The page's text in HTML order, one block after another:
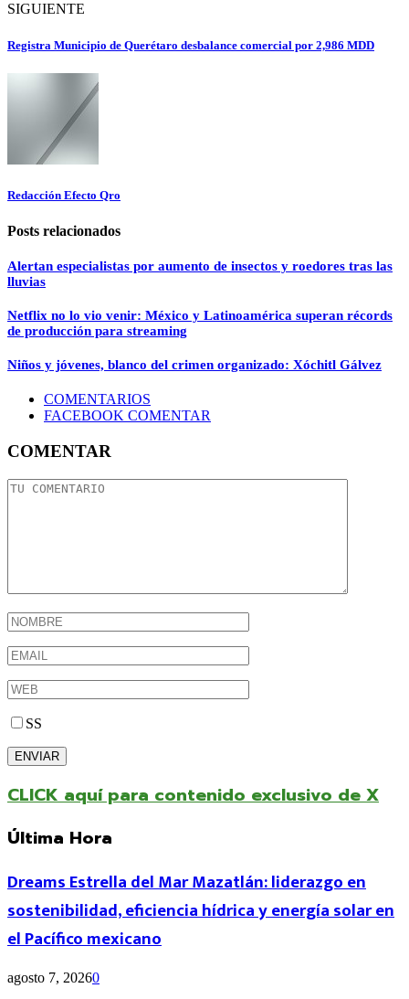
SIGUIENTE
Registra Municipio de Querétaro desbalance comercial por 2,986 MDD
Redacción Efecto Qro
Posts relacionados
Alertan especialistas por aumento de insectos y roedores tras las
lluvias
Netflix no lo vio venir: México y Latinoamérica superan récords
de producción para streaming
Niños y jóvenes, blanco del crimen organizado: Xóchitl Gálvez
COMENTARIOS
FACEBOOK COMENTAR
COMENTAR
SS
CLICK aquí para contenido exclusivo de X
Última Hora
Dreams Estrella del Mar Mazatlán: liderazgo en
sostenibilidad, eficiencia hídrica y energía solar en
el Pacífico mexicano
agosto 7, 20260